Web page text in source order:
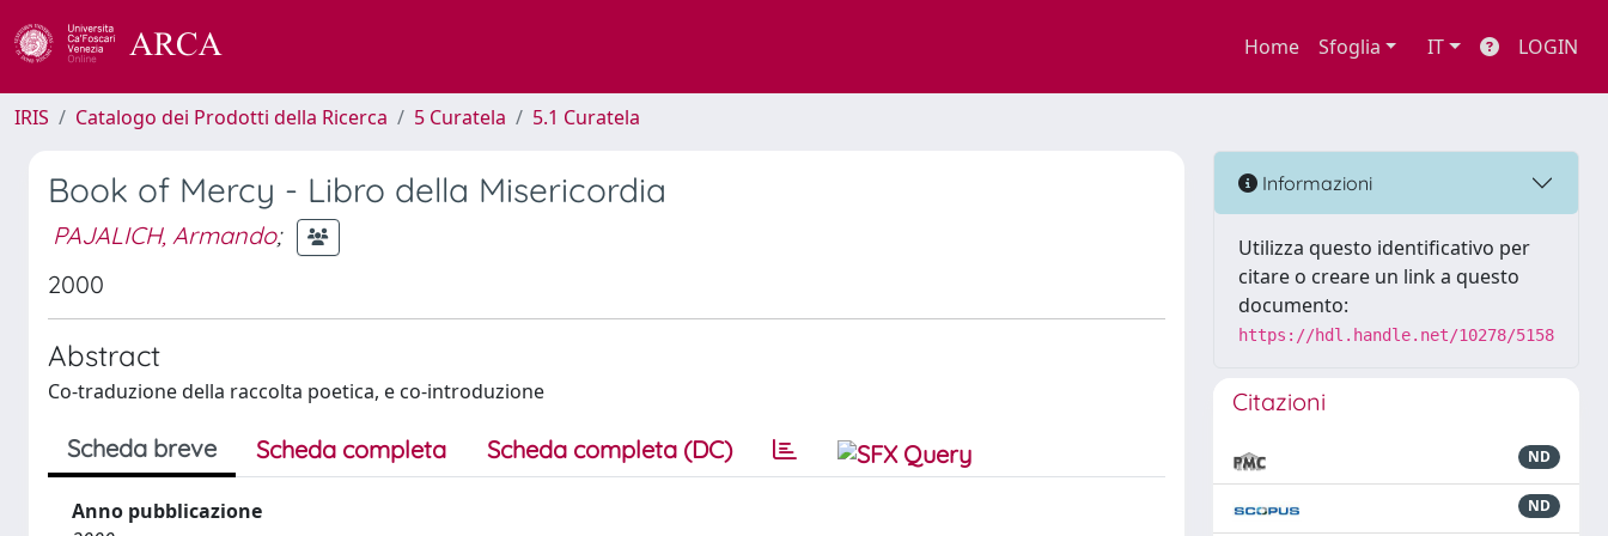
Home Sfoglia IT LOGIN
IRIS Catalogo dei Prodotti della Ricerca 5 Curatela 5.1 Curatela
Book of Mercy - Libro della Misericordia
PAJALICH, Armando;
2000
Abstract
Co-traduzione della raccolta poetica, e co-introduzione
Scheda breve Scheda completa Scheda completa (DC)
Anno pubblicazione
Informazioni
Utilizza questo identificativo per
citare o creare un link a questo
documento:
https://hdl.handle.net/10278/5158
Citazioni
ND
ND